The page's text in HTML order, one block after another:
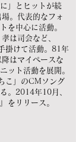
」とヒットが続
。代表的なフォ
を中心に活動。
は司会など、
掛けて活動。81年
はマイペースな
ット活動を展開。
こ」のCMソング
。2014年10月、
をリリース。